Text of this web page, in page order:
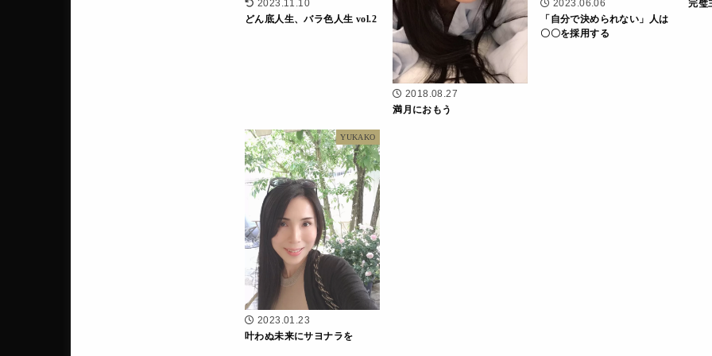
2023.11.10
どん底人生、バラ色人生 vol.2
2018.08.27
満月におもう
2023.06.06
「自分で決められない」人は
〇〇を採用する
完璧
YUKAKO
2023.01.23
叶わぬ未来にサヨナラを